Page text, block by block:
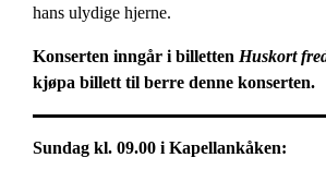
hans ulydige hjerne.
Konserten inngår i billettenHuskort
kjøpa billett til berre denne konserten.
Sundag kl. 09.00 i Kapellankåken: